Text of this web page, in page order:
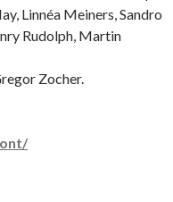
Linnéa Meiners, Sandro
Rudolph, Martin
Zocher.